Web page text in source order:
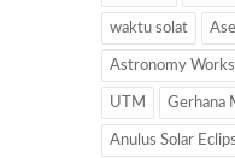
waktu solat
Astronomy
UTM Gerhana
Anulus Solar